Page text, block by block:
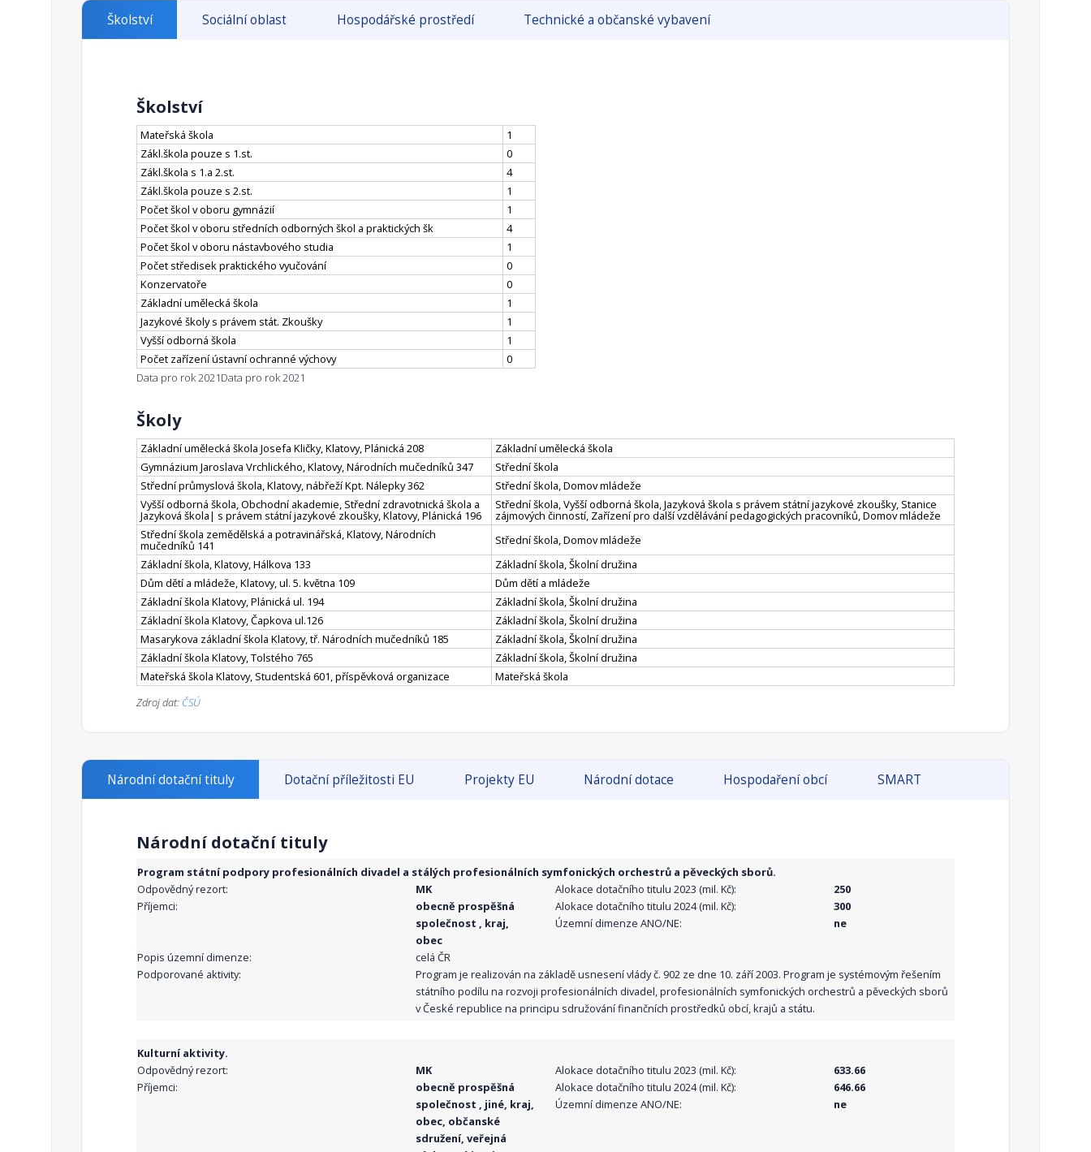
Školství Sociální oblast Hospodářské prostředí Technické a občanské vybavení
Školství
Mateřská škola
1
Zákl.škola pouze s 1.st.
0
Zákl.škola s 1.a 2.st.
4
Zákl.škola pouze s 2.st.
1
Počet škol v oboru gymnázií
1
Počet škol v oboru středních odborných škol a praktických šk
4
Počet škol v oboru nástavbového studia
1
Počet středisek praktického vyučování
0
Konzervatoře
0
Základní umělecká škola
1
Jazykové školy s právem stát. Zkoušky
1
Vyšší odborná škola
1
Počet zařízení ústavní ochranné výchovy
0
Data pro rok 2021Data pro rok 2021
Školy
Základní umělecká škola Josefa Kličky, Klatovy, Plánická 208
Základní umělecká škola
Gymnázium Jaroslava Vrchlického, Klatovy, Národních mučedníků 347
Střední škola
Střední průmyslová škola, Klatovy, nábřeží Kpt. Nálepky 362
Střední škola, Domov mládeže
Vyšší odborná škola, Obchodní akademie, Střední zdravotnická škola a
Jazyková škola| s právem státní jazykové zkoušky, Klatovy, Plánická 196
Střední škola, Vyšší odborná škola, Jazyková škola s právem státní jazykové zkoušky, Stanice
zájmových činností, Zařízení pro další vzdělávání pedagogických pracovníků, Domov mládeže
Střední škola zemědělská a potravinářská, Klatovy, Národních
mučedníků 141
Střední škola, Domov mládeže
Základní škola, Klatovy, Hálkova 133
Základní škola, Školní družina
Dům dětí a mládeže, Klatovy, ul. 5. května 109
Dům dětí a mládeže
Základní škola Klatovy, Plánická ul. 194
Základní škola, Školní družina
Základní škola Klatovy, Čapkova ul.126
Základní škola, Školní družina
Masarykova základní škola Klatovy, tř. Národních mučedníků 185
Základní škola, Školní družina
Základní škola Klatovy, Tolstého 765
Základní škola, Školní družina
Mateřská škola Klatovy, Studentská 601, příspěvková organizace
Mateřská škola
Zdroj dat: ČSÚ
Národní dotační tituly Dotační příležitosti EU Projekty EU Národní dotace Hospodaření obcí SMART
Národní dotační tituly
Program státní podpory profesionálních divadel a stálých profesionálních symfonických orchestrů a pěveckých sborů.
Odpovědný rezort:
MK
Příjemci:
obecně prospěšná
společnost , kraj,
obec
Alokace dotačního titulu 2023 (mil. Kč):
250
Alokace dotačního titulu 2024 (mil. Kč):
300
Územní dimenze ANO/NE:
ne
Popis územní dimenze:
celá ČR
Podporované aktivity:
Program je realizován na základě usnesení vlády č. 902 ze dne 10. září 2003. Program je systémovým řešením
státního podílu na rozvoji profesionálních divadel, profesionálních symfonických orchestrů a pěveckých sborů
v České republice na principu sdružování finančních prostředků obcí, krajů a státu.
Kulturní aktivity.
Odpovědný rezort:
MK
Příjemci:
obecně prospěšná
společnost , jiné, kraj,
obec, občanské
sdružení, veřejná
Alokace dotačního titulu 2023 (mil. Kč):
633.66
Alokace dotačního titulu 2024 (mil. Kč):
646.66
Územní dimenze ANO/NE:
ne